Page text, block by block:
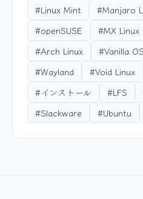
#Linux Mint
#Manjaro
#openSUSE
#MX Linux
#Arch Linux
#Vanilla OS
#Wayland
#Void Linux
#インストール
#LFS
#Slackware
#Ubuntu